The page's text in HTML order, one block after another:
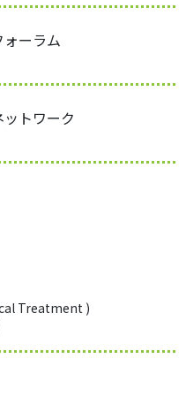
ーラム
トワーク
Treatment )